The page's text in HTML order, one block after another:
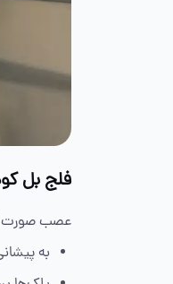
فلج بل
عصب صورت
به